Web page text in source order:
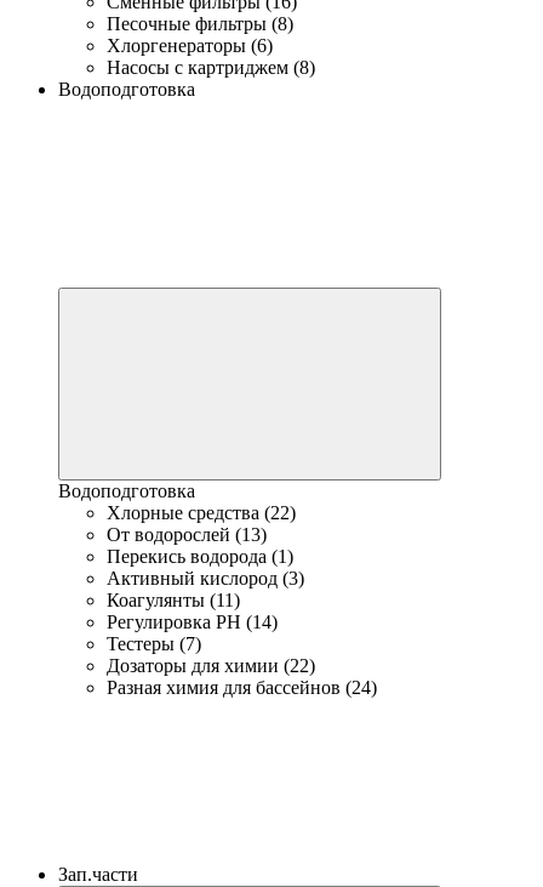
Песочные фильтры (8)
Хлоргенераторы (6)
Насосы с картриджем (8)
Водоподготовка
Водоподготовка
Хлорные средства (22)
От водорослей (13)
Перекись водорода (1)
Активный кислород (3)
Коагулянты (11)
Регулировка PH (14)
Тестеры (7)
Дозаторы для химии (22)
Разная химия для бассейнов (24)
Зап.части